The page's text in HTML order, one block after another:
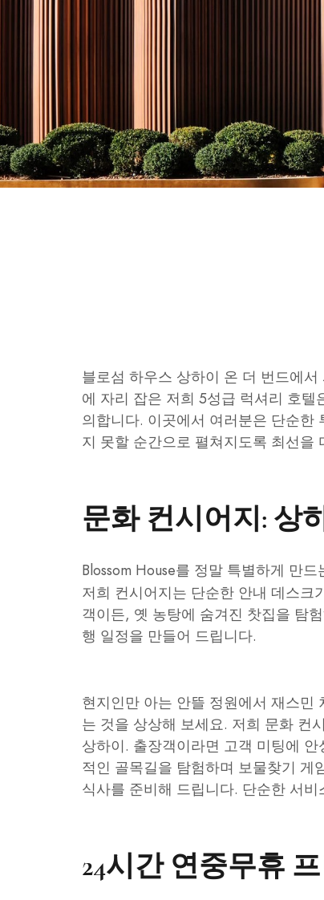
블로섬 하우스 상하이 온 더 번드에
에 자리 잡은 저희 5성급 럭셔리 호
의합니다. 이곳에서 여러분은 단순한
지 못할 순간으로 펼쳐지도록 최선을
문화 컨시어지: 상
Blossom House를 정말 특별하게 만
저희 컨시어지는 단순한 안내 데스
객이든, 옛 농탕에 숨겨진 찻집을 탐
행 일정을 만들어 드립니다.
현지인만 아는 안뜰 정원에서 재스민
는 것을 상상해 보세요. 저희 문화 컨
상하이. 출장객이라면 고객 미팅에
적인 골목길을 탐험하며 보물찾기 게
식사를 준비해 드립니다. 단순한 서
24시간 연중무휴